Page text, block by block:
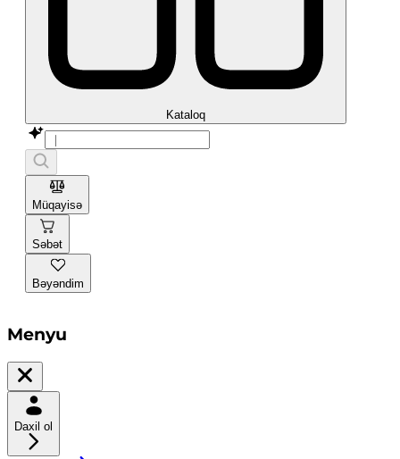
Kataloq
Müqayisə
Səbət
Bəyəndim
Menyu
Daxil ol